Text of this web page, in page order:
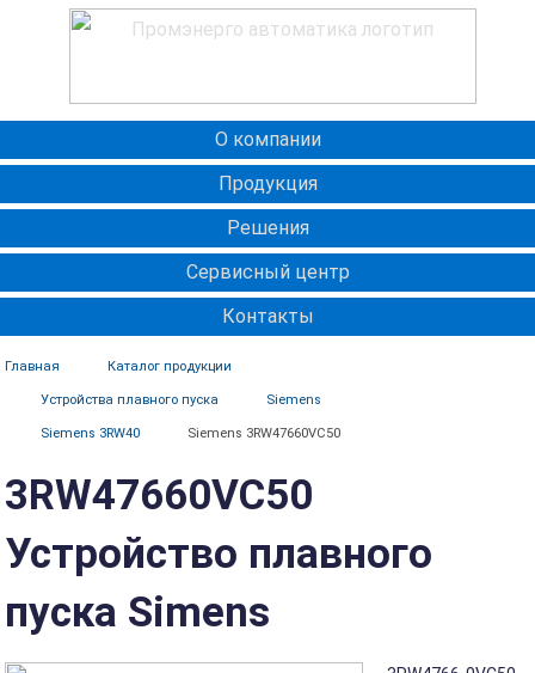
О компании
Продукция
Решения
Сервисный центр
Контакты
Главная Каталог продукции
Устройства плавного пуска Siemens
Siemens 3RW40 Siemens 3RW47660VC50
3RW47660VC50
Устройство плавного
пуска Simens